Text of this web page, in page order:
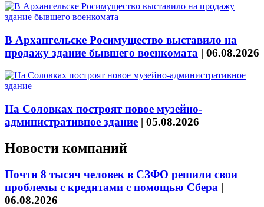
В Архангельске Росимущество выставило на
продажу здание бывшего военкомата | 06.08.2026
На Соловках построят новое музейно-
административное здание | 05.08.2026
Новости компаний
Почти 8 тысяч человек в СЗФО решили свои
проблемы с кредитами с помощью Сбера |
06.08.2026